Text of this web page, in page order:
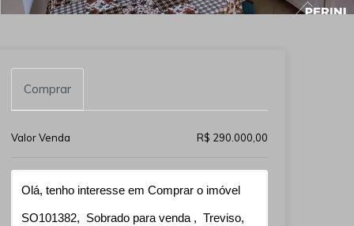
Comprar
Valor Venda R$ 290.000,00